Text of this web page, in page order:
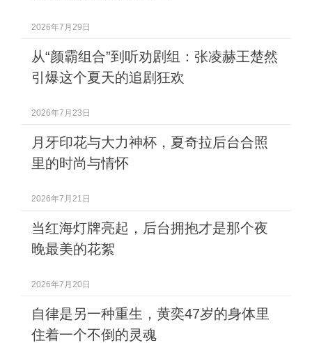
2026年7月29日
从“颜霸组合”到听劝剧组：张凌赫王楚然
引爆这个夏天的追剧狂欢
2026年7月23日
月牙印花与大力神杯，夏奇拉后台合照
里的时尚与情怀
2026年7月21日
当红海灯牌亮起，后台拥抱才是那个夜
晚最美的花絮
2026年7月20日
自律是另一种重生，黄奕47岁的身体里
住着一个不倒的灵魂